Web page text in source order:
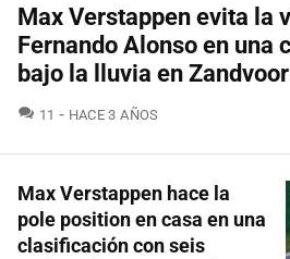
Max Verstappen evita la
Fernando Alonso en una
bajo la lluvia en
11 COMENTARIOS
HACE 3 AÑOS
Max Verstappen hace la
pole position en casa en una
clasificación con seis